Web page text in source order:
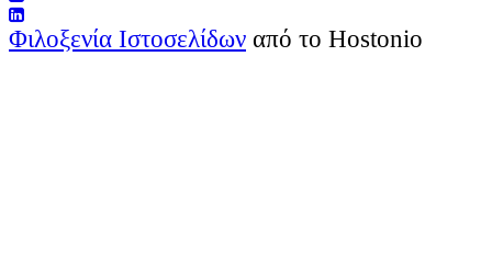
Φιλοξενία Ιστοσελίδων από το Hostonio